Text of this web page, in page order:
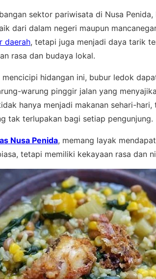
sektor pariwisata di Nusa
dari dalam negeri maupun
daerah, tetapi juga menjadi daya tarik
rasa dan budaya lokal.
hidangan ini, bubur ledok
warung pinggir jalan yang
hanya menjadi makanan sehari-
tak terlupakan bagi setiap pengunjung.
Nusa Penida, memang layak
tetapi memiliki kekayaan rasa dan